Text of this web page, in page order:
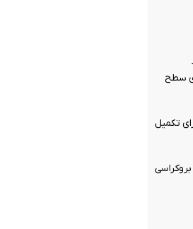
سطح
تکمیل
و بروکراسی